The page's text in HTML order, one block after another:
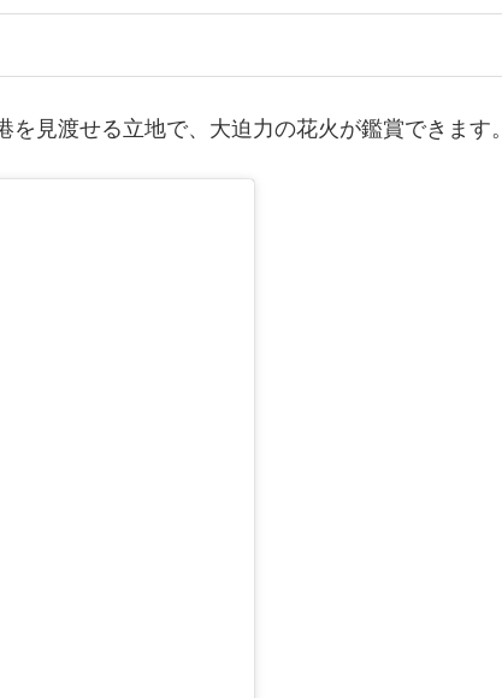
見渡せる立地で、大迫力の花火が鑑賞できます。